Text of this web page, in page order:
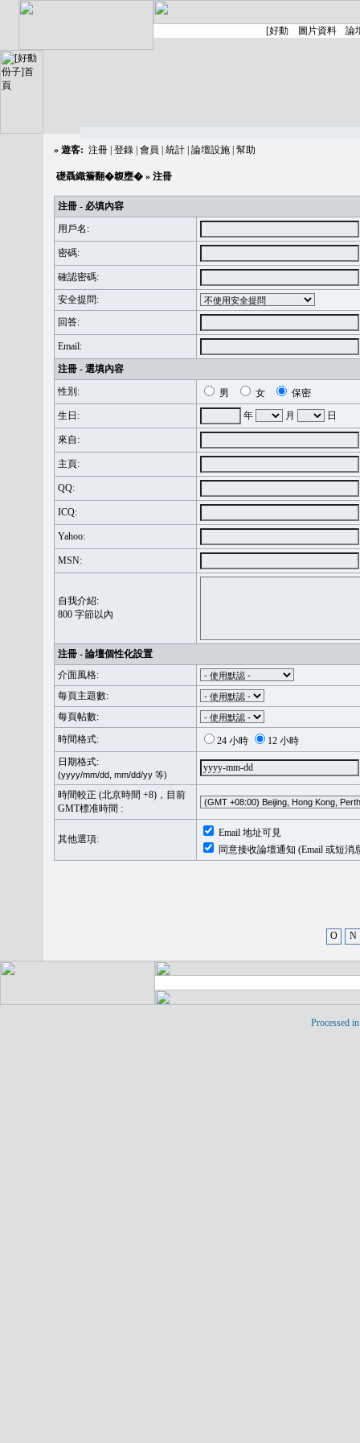
» 遊客: 注冊 登錄 會員 統計 論壇設施 幫助
礎聶織簷翻�䪖壅� » 注冊
注冊 - 必填內容
用戶名:
密碼:
確認密碼:
安全提問:
回答:
Email:
注冊 - 選填內容
性別:
男 女
保密
生日:
年 月 日
來自:
主頁:
QQ:
ICQ:
Yahoo:
MSN:
自我介紹:
800 字節以內
注冊 - 論壇個性化設置
介面風格:
每頁主題數:
每頁帖數:
時間格式:
24 小時
12 小時
日期格式:
(yyyy/mm/dd, mm/dd/yy 等)
時間較正 (北京時間 +8)，目前
GMT標准時間 :
其他選項:
Email 地址可見
同意接收論壇通知 (Email 或短消
O N
Processed